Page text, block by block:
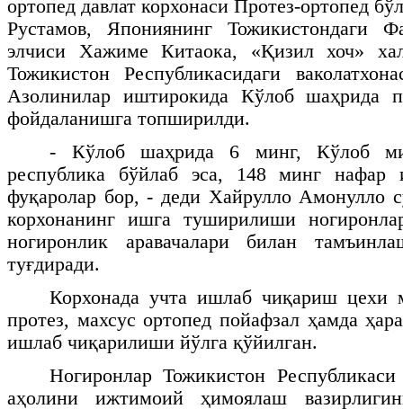
ортопед давлат корхонаси Протез-ортопед
Рустамов, Япониянинг Тожикистондаги
элчиси Хажиме Китаока, «Қизил хоч»
Тожикистон Республикасидаги
Азолинилар иштирокида Кўлоб шаҳрида
фойдаланишга топширилди.
- Кўлоб шаҳрида 6 минг, Кўлоб
республика бўйлаб эса, 148 минг нафар
фуқаролар бор, - деди Хайрулло Амонулло
корхонанинг ишга туширилиши
ногиронлик аравачалари билан
туғдиради.
Корхонада учта ишлаб чиқариш цехи
протез, махсус ортопед пойафзал ҳамда
ишлаб чиқарилиши йўлга қўйилган.
Ногиронлар Тожикистон
аҳолини ижтимоий ҳимоялаш